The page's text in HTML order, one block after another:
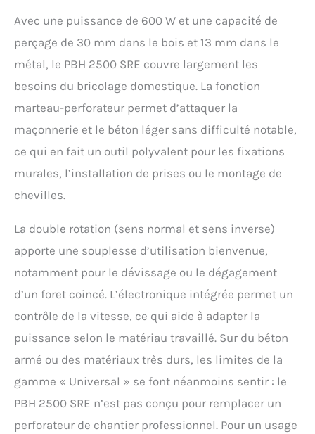
Avec une puissance de 600 W et une capacité de
perçage de 30 mm dans le bois et 13 mm dans le
métal, le PBH 2500 SRE couvre largement les
besoins du bricolage domestique. La fonction
marteau-perforateur permet d’attaquer la
maçonnerie et le béton léger sans difficulté notable,
ce qui en fait un outil polyvalent pour les fixations
murales, l’installation de prises ou le montage de
chevilles.
La double rotation (sens normal et sens inverse)
apporte une souplesse d’utilisation bienvenue,
notamment pour le dévissage ou le dégagement
d’un foret coincé. L’électronique intégrée permet un
contrôle de la vitesse, ce qui aide à adapter la
puissance selon le matériau travaillé. Sur du béton
armé ou des matériaux très durs, les limites de la
gamme « Universal » se font néanmoins sentir : le
PBH 2500 SRE n’est pas conçu pour remplacer un
perforateur de chantier professionnel. Pour un usage